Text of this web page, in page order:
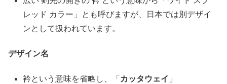
レッド カラー」とも呼びますが、日本では別デザイ
ンとして扱われています。
デザイン名
衿という意味を省略し、「 カッタウェイ 」